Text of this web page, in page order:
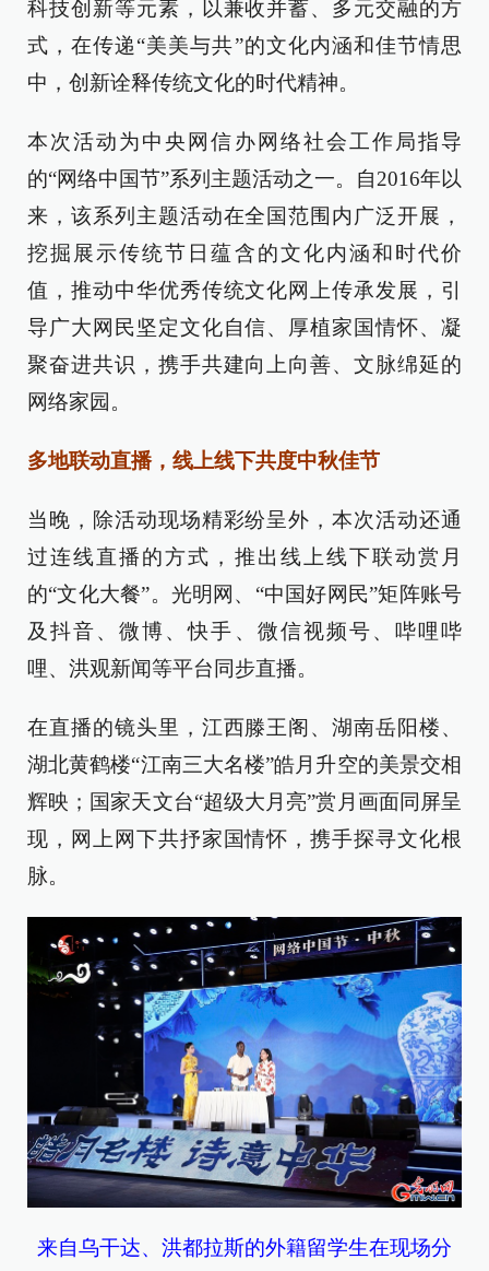
科技创新等元素，以兼收并蓄、多元交融的方
式，在传递“美美与共”的文化内涵和佳节情思
中，创新诠释传统文化的时代精神。
本次活动为中央网信办网络社会工作局指导
的“网络中国节”系列主题活动之一。自2016年以
来，该系列主题活动在全国范围内广泛开展，
挖掘展示传统节日蕴含的文化内涵和时代价
值，推动中华优秀传统文化网上传承发展，引
导广大网民坚定文化自信、厚植家国情怀、凝
聚奋进共识，携手共建向上向善、文脉绵延的
网络家园。
多地联动直播，线上线下共度中秋佳节
当晚，除活动现场精彩纷呈外，本次活动还通
过连线直播的方式，推出线上线下联动赏月
的“文化大餐”。光明网、“中国好网民”矩阵账号
及抖音、微博、快手、微信视频号、哔哩哔
哩、洪观新闻等平台同步直播。
在直播的镜头里，江西滕王阁、湖南岳阳楼、
湖北黄鹤楼“江南三大名楼”皓月升空的美景交相
辉映；国家天文台“超级大月亮”赏月画面同屏呈
现，网上网下共抒家国情怀，携手探寻文化根
脉。
来自乌干达、洪都拉斯的外籍留学生在现场分